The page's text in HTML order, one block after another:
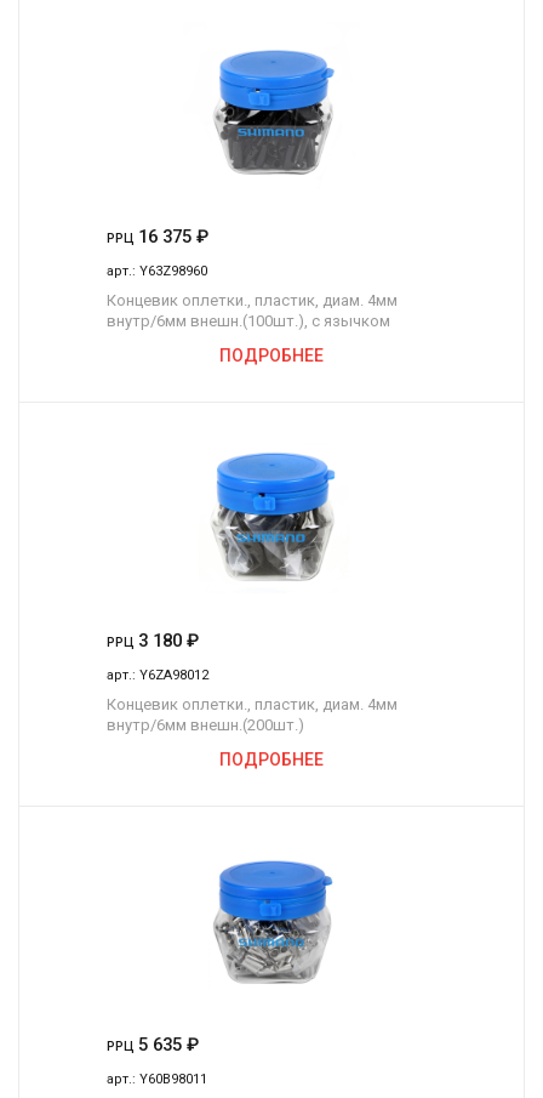
РРЦ 16 375 ₽
арт.: Y63Z98960
Концевик оплетки., пластик, диам. 4мм
внутр/6мм внешн.(100шт.), с язычком
ПОДРОБНЕЕ
РРЦ 3 180 ₽
арт.: Y6ZA98012
Концевик оплетки., пластик, диам. 4мм
внутр/6мм внешн.(200шт.)
ПОДРОБНЕЕ
РРЦ 5 635 ₽
арт.: Y60B98011